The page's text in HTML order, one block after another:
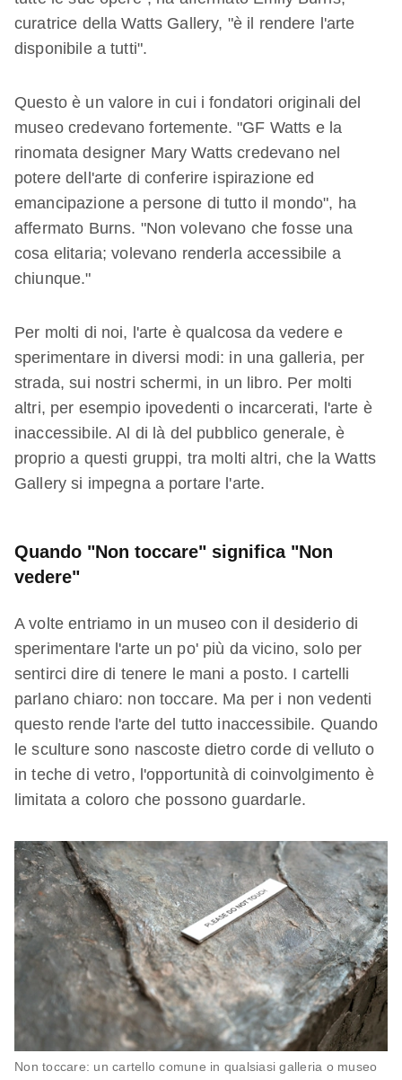
curatrice della Watts Gallery, "è il rendere l'arte
disponibile a tutti".
Questo è un valore in cui i fondatori originali del
museo credevano fortemente. "GF Watts e la
rinomata designer Mary Watts credevano nel
potere dell'arte di conferire ispirazione ed
emancipazione a persone di tutto il mondo", ha
affermato Burns. "Non volevano che fosse una
cosa elitaria; volevano renderla accessibile a
chiunque."
Per molti di noi, l'arte è qualcosa da vedere e
sperimentare in diversi modi: in una galleria, per
strada, sui nostri schermi, in un libro. Per molti
altri, per esempio ipovedenti o incarcerati, l'arte è
inaccessibile. Al di là del pubblico generale, è
proprio a questi gruppi, tra molti altri, che la Watts
Gallery si impegna a portare l'arte.
Quando "Non toccare" significa "Non
vedere"
A volte entriamo in un museo con il desiderio di
sperimentare l'arte un po' più da vicino, solo per
sentirci dire di tenere le mani a posto. I cartelli
parlano chiaro: non toccare. Ma per i non vedenti
questo rende l'arte del tutto inaccessibile. Quando
le sculture sono nascoste dietro corde di velluto o
in teche di vetro, l'opportunità di coinvolgimento è
limitata a coloro che possono guardarle.
Non toccare: un cartello comune in qualsiasi galleria o museo